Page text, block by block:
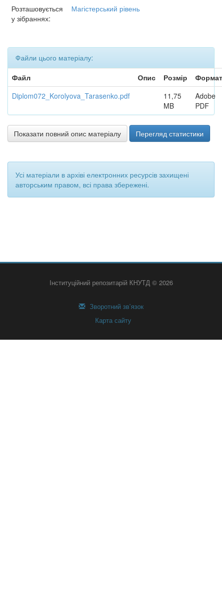
Розташовується
у зібраннях:
Магістерський рівень
Файли цього матеріалу:
Файл
Опис Розмір
Формат
Diplom072_Korolyova_Tarasenko.pdf
11,75
MB
Adobe
PDF
Показати повний опис матеріалу Перегляд статистики
Усі матеріали в архіві електронних ресурсів захищені
авторським правом, всі права збережені.
Інституційний репозитарій КНУТД © 2026
Зворотний зв’язок
Карта сайту